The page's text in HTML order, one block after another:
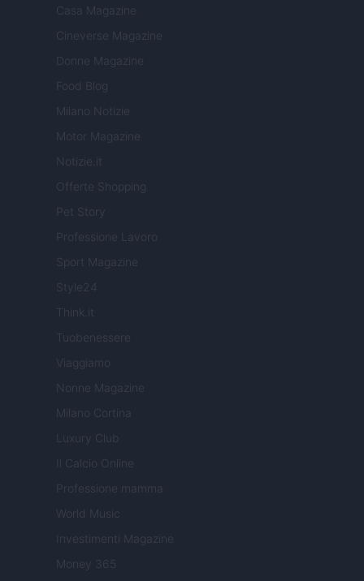
Casa Magazine
Cineverse Magazine
Donne Magazine
Food Blog
Milano Notizie
Motor Magazine
Notizie.it
Offerte Shopping
Pet Story
Professione Lavoro
Sport Magazine
Style24
Think.it
Tuobenessere
Viaggiamo
Nonne Magazine
Milano Cortina
Luxury Club
Il Calcio Online
Professione mamma
World Music
Investimenti Magazine
Money 365